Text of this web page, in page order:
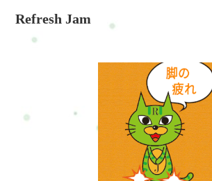
だく場合、元気いっぱいの息子と娘がいる可
少うるさいと思います・・・（汗）ありがた
な感じですが、是非気軽にきてください☆外
通の家なので入りにくいかも・・・（笑）家
Jam」の看板があります。駐車場です。家を
わると駐車場があります。黄色い線があり
止めやすい位置に止めて頂いてかまいませ
は底を擦ってしまう可能性があります(>_<)
一覧はこちらお申し込み方法はこちら来店予
ペッパービューティーLINE:@mui1682tLINE
Refresh Jam